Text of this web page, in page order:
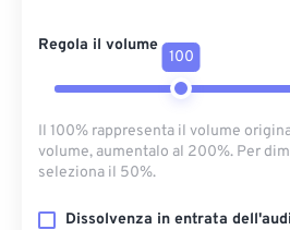
Regola il volume
100
Il 100% rappresenta il volume
volume, aumentalo al 200%. Per
seleziona il 50%.
Dissolvenza in entrata